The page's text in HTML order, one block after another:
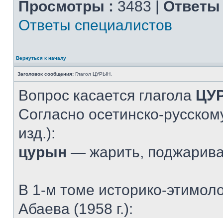
Просмотры : 3483 | Ответы
Ответы специалистов
Вернуться к началу
Заголовок сообщения: Глагол ЦУРЫН.
Вопрос касается глагола
Согласно осетинско-
изд.):
цурын — жарить,
В 1-м томе историко-
Абаева (1958 г.):